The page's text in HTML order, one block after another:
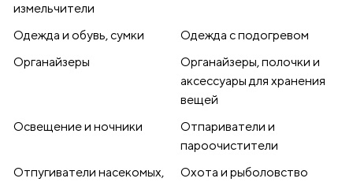
измельчители
Одежда и обувь, сумки
Одежда с подогревом
Органайзеры
Органайзеры, полочки и
аксессуары для хранения
вещей
Освещение и ночники
Отпариватели и
пароочистители
Отпугиватели насекомых,
Охота и рыболовство